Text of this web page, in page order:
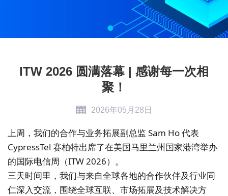
ITW 2026 圆满落幕 | 感谢每一次相
聚！
2026年05月28日
上周，我们的合作与业务拓展副总监 Sam Ho 代表
CypressTel 赛柏特出席了在美国马里兰州国家港湾举办
的国际电信周（ITW 2026）。
三天时间里，我们与来自全球各地的合作伙伴及行业同
仁深入交流，围绕全球互联、市场拓展及技术解决方